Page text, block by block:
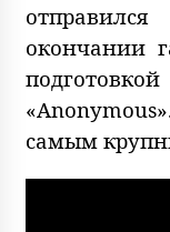
окончании
самым